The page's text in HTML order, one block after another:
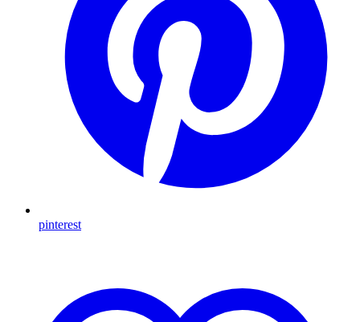
pinterest